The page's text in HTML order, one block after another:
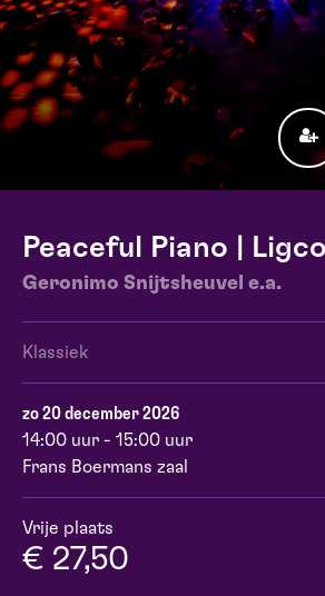
Peaceful Piano |
Geronimo Snijtsheuvel e.a.
Klassiek
zo 20 december 2026
14:00 uur - 15:00 uur
Frans Boermans zaal
Vrije plaats
€ 27,50